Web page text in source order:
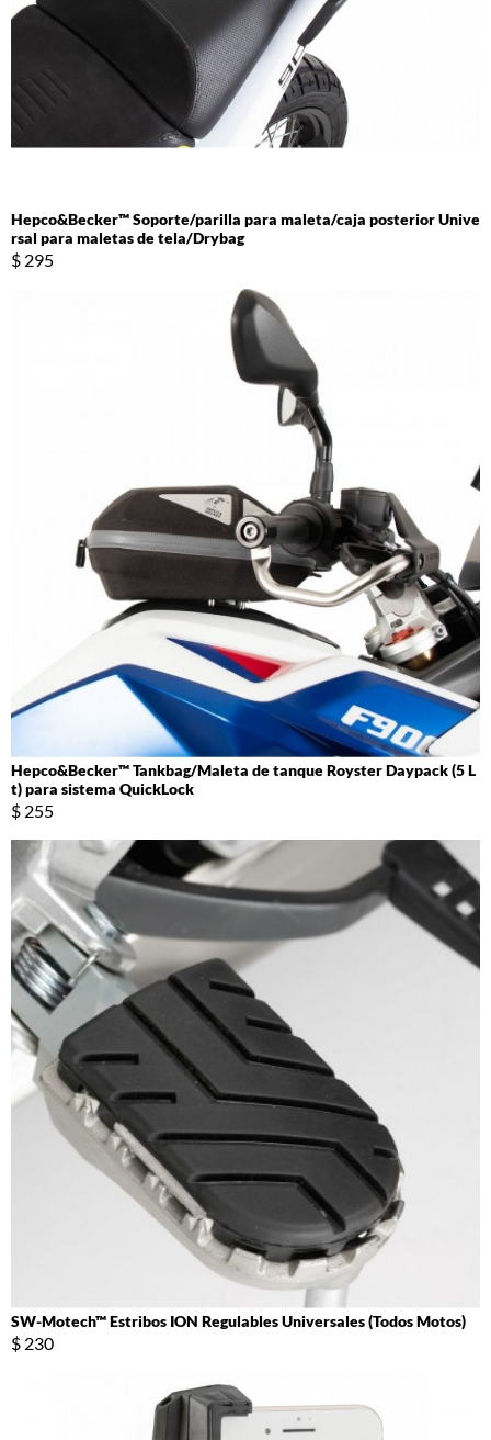
Hepco&Becker™ Soporte/parilla para maleta/caja posterior Unive
rsal para maletas de tela/Drybag
$ 295
Hepco&Becker™ Tankbag/Maleta de tanque Royster Daypack (5 L
t) para sistema QuickLock
$ 255
SW-Motech™ Estribos ION Regulables Universales (Todos Motos)
$ 230